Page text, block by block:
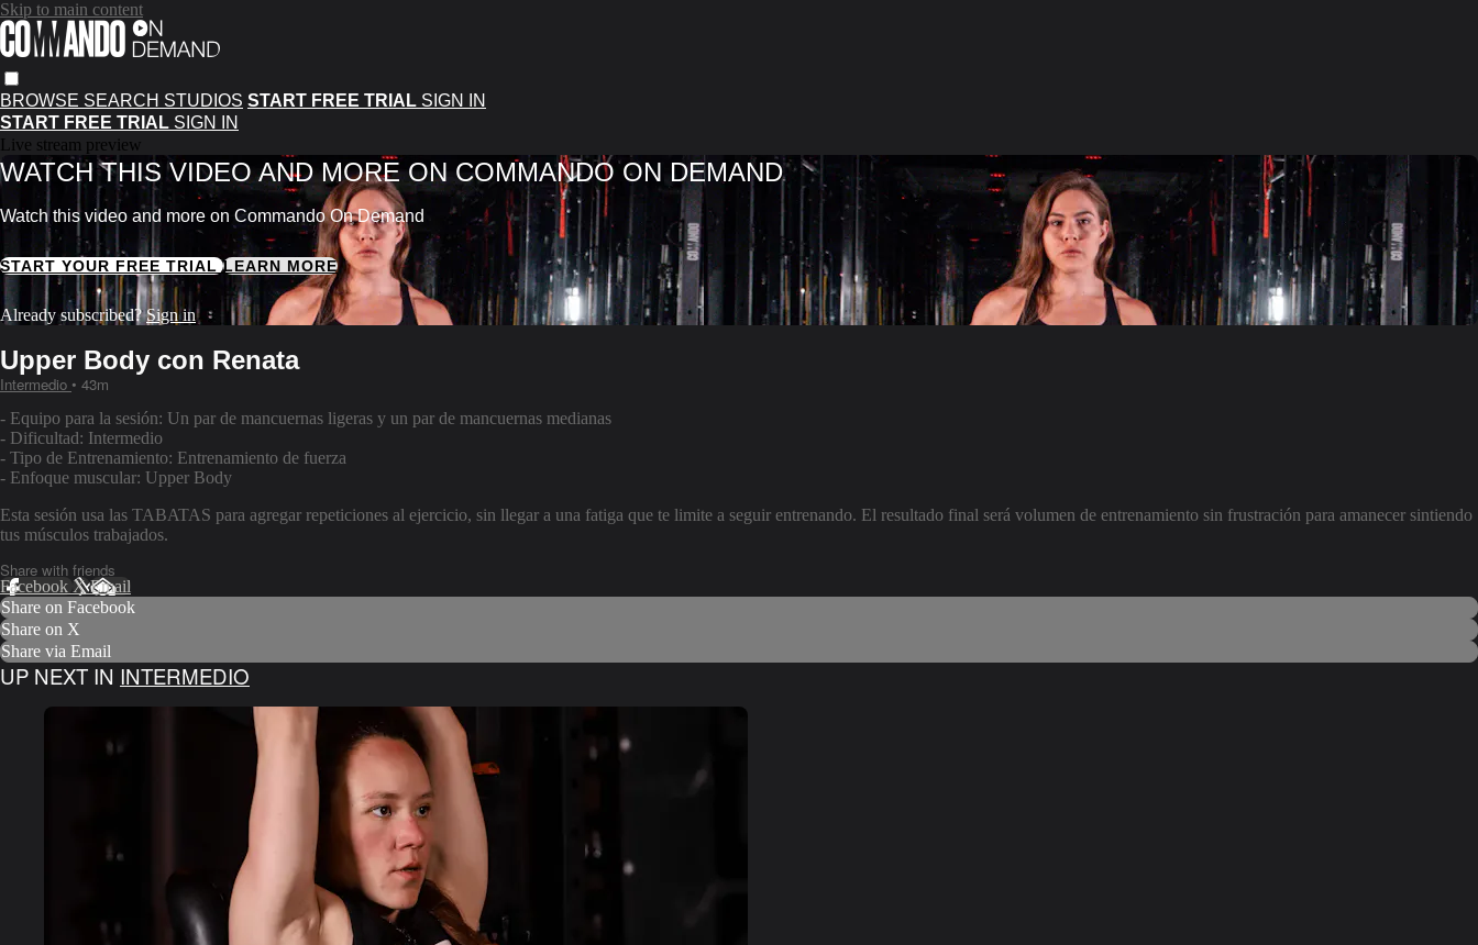
Skip to main content
BROWSE SEARCH STUDIOS START FREE TRIAL SIGN IN
START FREE TRIAL SIGN IN
Live stream preview
WATCH THIS VIDEO AND MORE ON COMMANDO ON DEMAND
Watch this video and more on Commando On Demand
START YOUR FREE TRIALLEARN MORE
Already subscribed?Sign in
Upper Body con Renata
Intermedio • 43m
- Equipo para la sesión: Un par de mancuernas ligeras y un par de mancuernas medianas
- Dificultad: Intermedio
- Tipo de Entrenamiento: Entrenamiento de fuerza
- Enfoque muscular: Upper Body
Esta sesión usa las TABATAS para agregar repeticiones al ejercicio, sin llegar a una fatiga que te limite a seguir entrenando. El resultado final será volumen de entrenamiento sin frustración para amanecer sintiendo
tus músculos trabajados.
Share with friends
Facebook XEmail
Share on Facebook
Share on X
Share via Email
UP NEXT IN INTERMEDIO